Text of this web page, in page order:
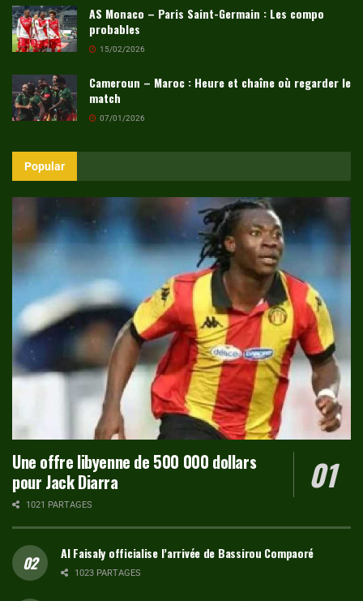
AS Monaco – Paris Saint-Germain : Les compo
probables
15/02/2026
Cameroun – Maroc : Heure et chaîne où regarder le
match
07/01/2026
Popular
Une offre libyenne de 500 000 dollars
pour Jack Diarra
1021 PARTAGES
Al Faisaly officialise l’arrivée de Bassirou Compaoré
1023 PARTAGES